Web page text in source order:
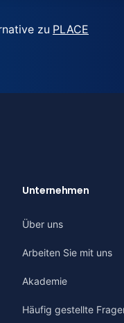
zu PLACE
Unternehmen
Über uns
Arbeiten Sie mit uns
Akademie
Häufig gestellte